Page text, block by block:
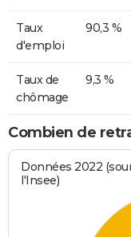
Taux
d'emploi
90,3 %
Taux de
chômage
9,3 %
Combien de
Données 2022
l'Insee)